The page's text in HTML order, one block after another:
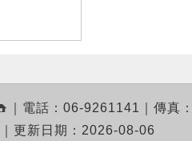
電話：06-9261141
傳真
更新日期：2026-08-06